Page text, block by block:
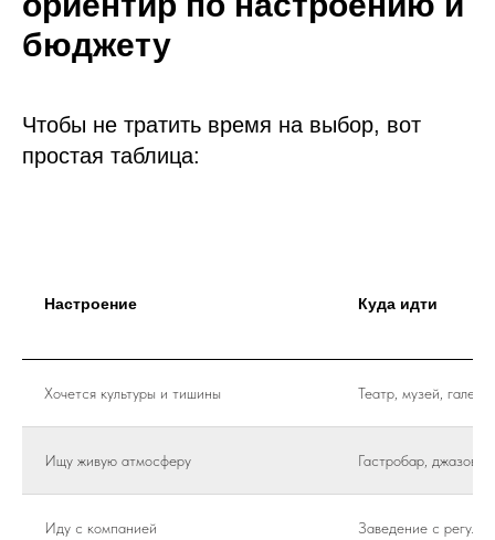
бюджету
Чтобы не тратить время на выбор, вот
простая таблица:
Настроение Куда идти
Хочется культуры и тишины Театр, музей,
Ищу живую атмосферу Гастробар,
Иду с компанией
Заведение с